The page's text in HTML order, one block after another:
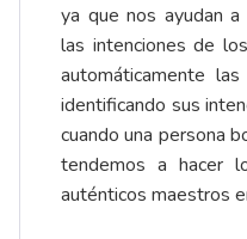
ya que nos ayudan
las intenciones de
automáticamente
identificando sus
cuando una persona
tendemos a hacer
auténticos maestros